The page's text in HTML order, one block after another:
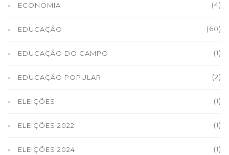
ECONOMIA (4)
EDUCAÇÃO (60)
EDUCAÇÃO DO CAMPO (1)
EDUCAÇÃO POPULAR (2)
ELEIÇÕES (1)
ELEIÇÕES 2022 (1)
ELEIÇÕES 2024 (1)